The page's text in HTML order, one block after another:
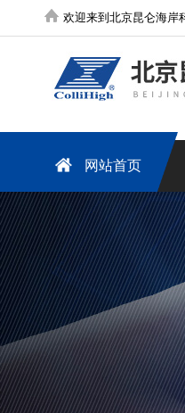
欢迎来到北京昆仑海岸
网站首页